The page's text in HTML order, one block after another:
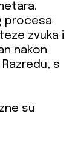
procesa
zvuka i
nakon
s
su